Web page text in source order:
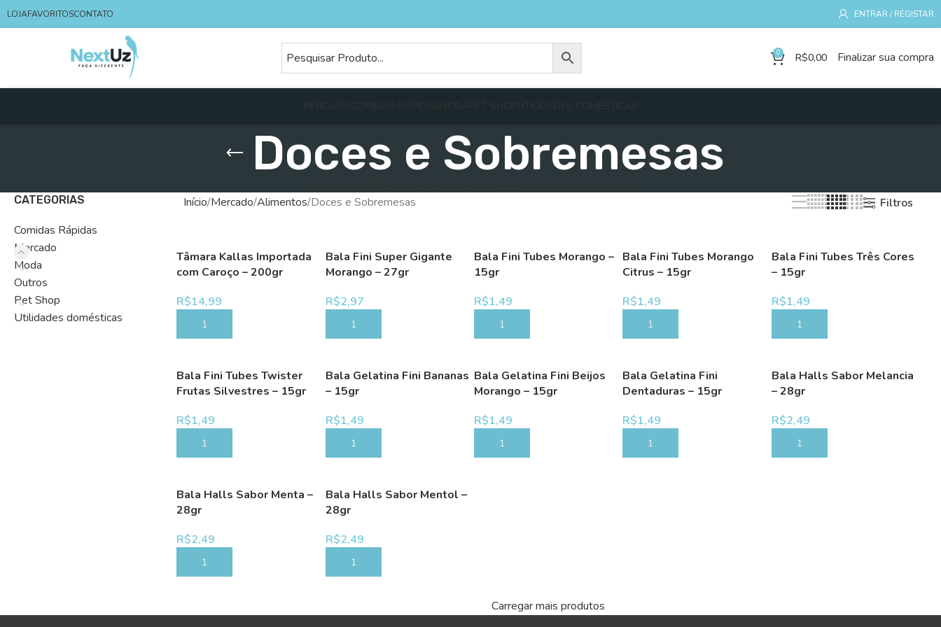
LOJAFAVORITOSCONTATO ENTRAR / REGISTAR
0 R$0,00 Finalizar sua compra
MERCADO COMIDAS RÁPIDAS MODAPET SHOP UTILIDADES DOMÉSTICAS
Doces e Sobremesas
CATEGORIAS
Comidas Rápidas
Mercado
Moda
Outros
Pet Shop
Utilidades domésticas
Início Mercado Alimentos Doces e Sobremesas Filtros
Tâmara Kallas Importada
com Caroço – 200gr
R$14,99
COMPRAR
Bala Fini Super Gigante
Morango – 27gr
R$2,97
COMPRAR
Bala Fini Tubes Morango –
15gr
R$1,49
COMPRAR
Bala Fini Tubes Morango
Citrus – 15gr
R$1,49
COMPRAR
Bala Fini Tubes Três Cores
– 15gr
R$1,49
COMPRAR
Bala Fini Tubes Twister
Frutas Silvestres – 15gr
R$1,49
COMPRAR
Bala Gelatina Fini Bananas
– 15gr
R$1,49
COMPRAR
Bala Gelatina Fini Beijos
Morango – 15gr
R$1,49
COMPRAR
Bala Gelatina Fini
Dentaduras – 15gr
R$1,49
COMPRAR
Bala Halls Sabor Melancia
– 28gr
R$2,49
COMPRAR
Bala Halls Sabor Menta –
28gr
R$2,49
COMPRAR
Bala Halls Sabor Mentol –
28gr
R$2,49
COMPRAR
Carregar mais produtos